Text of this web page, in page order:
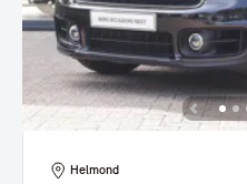
Helmond